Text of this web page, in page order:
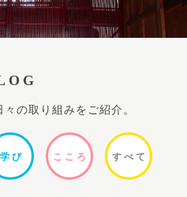
の取り組みをご紹介。
学 び ここ ろ すべて